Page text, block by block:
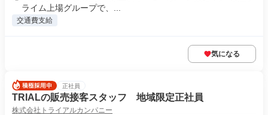
ライム上場グループで、...
交通費支給
気になる
正社員
TRIALの販売接客スタッフ 地域限定正社員
株式会社トライアルカンパニー